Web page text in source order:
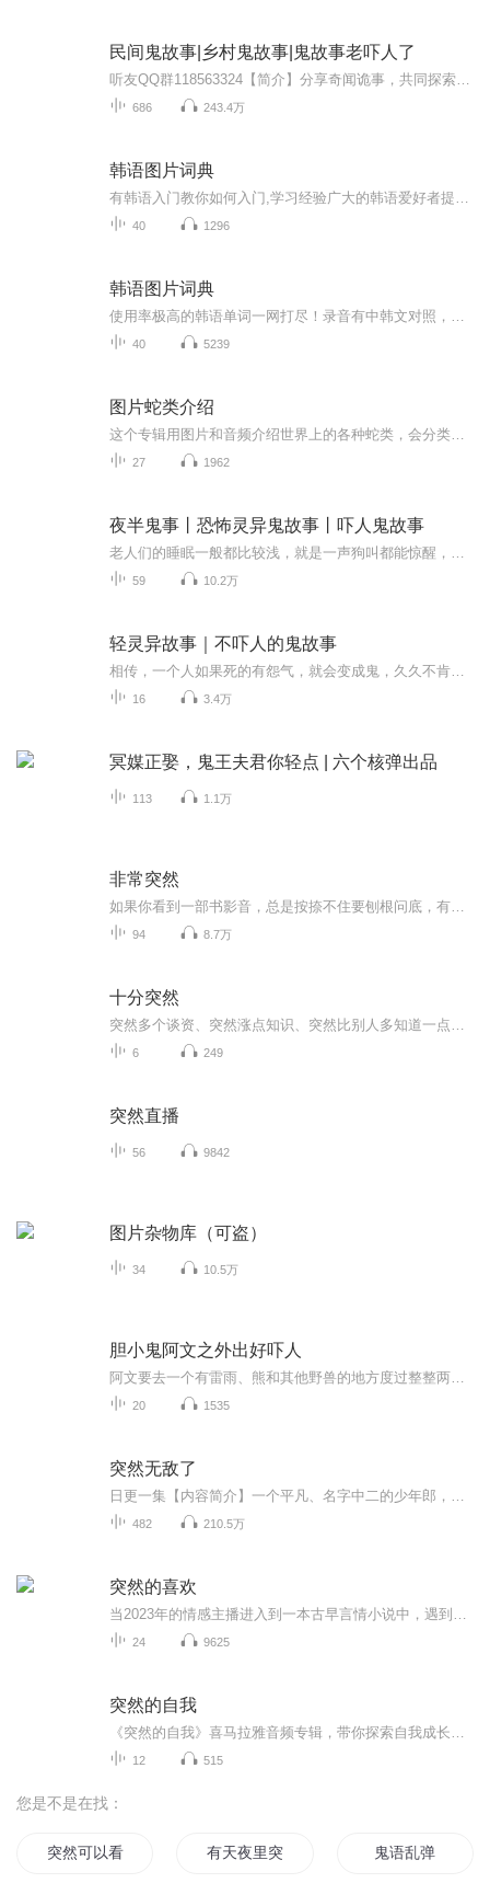
民间鬼故事|乡村鬼故事|鬼故事老吓人了
686 243.4万
韩语图片词典
40 1296
韩语图片词典
40 5239
图片蛇类介绍
27 1962
夜半鬼事丨恐怖灵异鬼故事丨吓人鬼故事
59 10.2万
轻灵异故事｜不吓人的鬼故事
16 3.4万
冥媒正娶，鬼王夫君你轻点 | 六个核弹出品
113 1.1万
非常突然
94 8.7万
十分突然
6 249
突然直播
56 9842
图片杂物库（可盗）
34 10.5万
胆小鬼阿文之外出好吓人
20 1535
突然无敌了
482 210.5万
突然的喜欢
24 9625
突然的自我
12 515
您是不是在找：
突然可以看见好感度了 有天夜里突然清醒 鬼语乱弹